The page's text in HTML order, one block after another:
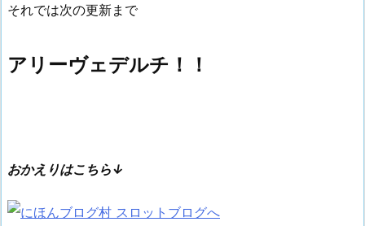
それでは次の更新まで
アリーヴェデルチ！！
おかえりはこちら↓